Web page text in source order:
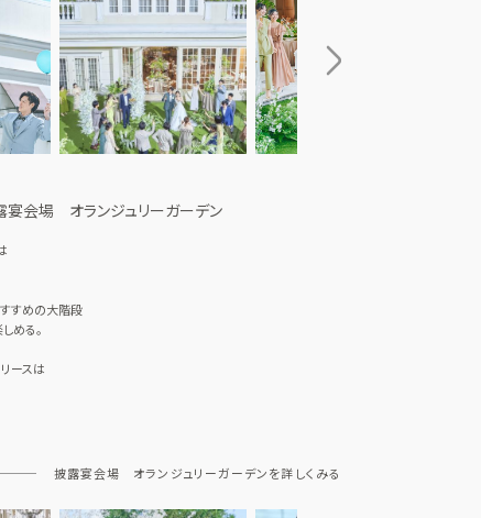
宴会場 オランジュリーガーデン
すめの大階段
める。
ースは
披露宴会場 オランジュリーガーデンを詳しくみる